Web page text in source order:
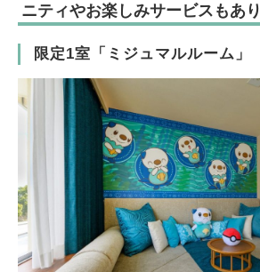
ニティやお楽しみサービスもあり
限定1室「ミジュマルルーム」